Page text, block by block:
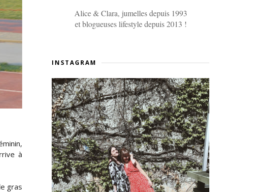
à
gras
Alice & Clara, jumelles depuis 1993
et blogueuses lifestyle depuis 2013 !
INSTAGRAM